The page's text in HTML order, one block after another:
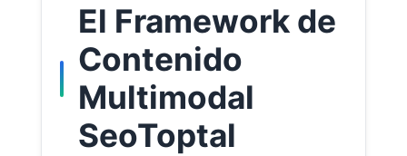
El Framework de
Contenido
Multimodal
SeoToptal